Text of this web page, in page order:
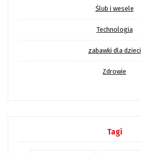
Ślub i wesele
Technologia
zabawki dla dzieci
Zdrowie
Tagi